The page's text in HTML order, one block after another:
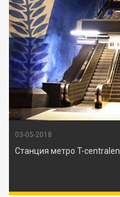
03-05-2018
Станция метро T-centralen